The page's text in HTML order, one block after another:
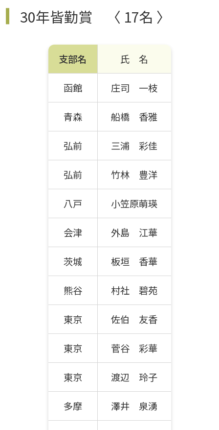
30年皆勤賞 〈 17名 〉
支部名 氏 名
函館 庄司 一枝
青森 船橋 香雅
弘前 三浦 彩佳
弘前 竹林 豊洋
八戸 小笠原萌瑛
会津 外島 江華
茨城 板垣 香華
熊谷 村社 碧苑
東京 佐伯 友香
東京 菅谷 彩華
東京 渡辺 玲子
多摩 澤井 泉湧